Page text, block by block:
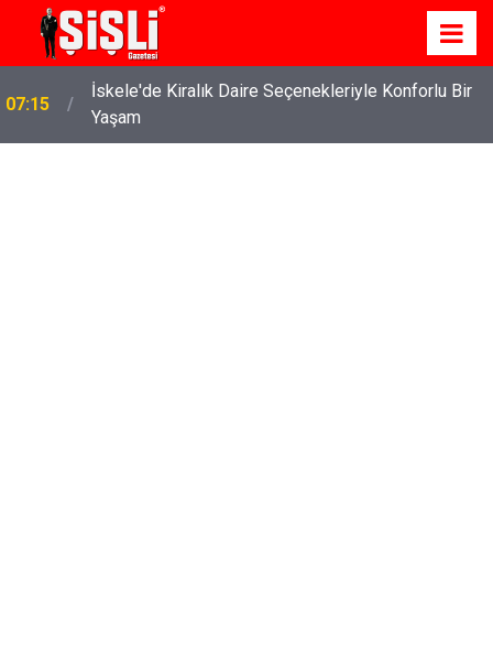
07:15
İskele'de Kiralık Daire Seçenekleriyle Konforlu Bir
Yaşam